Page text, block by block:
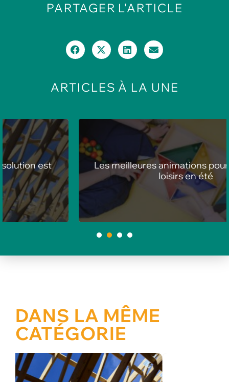
PARTAGER L'ARTICLE
ARTICLES À LA UNE
Les meilleures animations pour centres de
loisirs en été
DANS LA MÊME
CATÉGORIE